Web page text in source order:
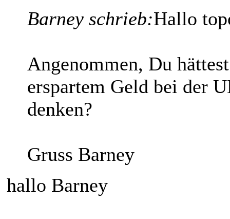
Barney schrieb:Hallo
Angenommen, Du
erspartem Geld bei der
denken?
Gruss Barney
hallo Barney